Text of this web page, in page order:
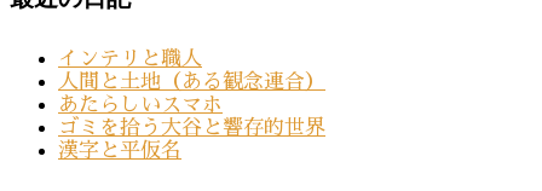
インテリと職人
人間と土地（ある観念連合）
あたらしいスマホ
ゴミを拾う大谷と響存的世界
漢字と平仮名